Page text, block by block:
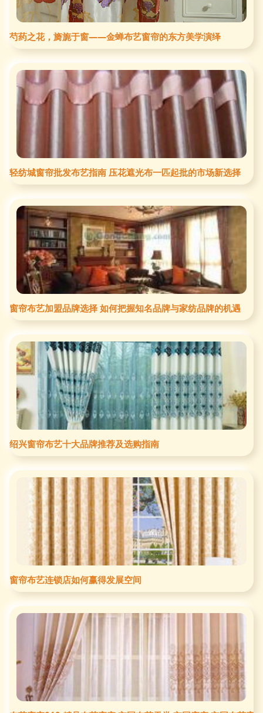
芍药之花，旖旎于窗——金蝉布艺窗帘的东方美学演绎
轻纺城窗帘批发布艺指南 压花遮光布一匹起批的市场新选择
窗帘布艺加盟品牌选择 如何把握知名品牌与家纺品牌的机遇
绍兴窗帘布艺十大品牌推荐及选购指南
窗帘布艺连锁店如何赢得发展空间